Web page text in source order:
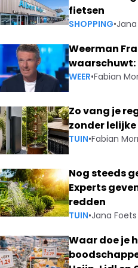
fietsen
SHOPPING•
Weerman
WEER•Fabian
Zo vang je
zonder
TUIN•Fabian
Nog steeds
Experts
redden
TUIN•Jana Foets
Waar doe je